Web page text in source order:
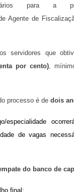
para a
Agente de
servidores que
por cento),
processo é dedois
especialidade
de vagas
do banco de
final;